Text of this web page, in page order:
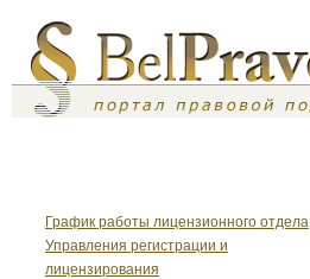
График работы лицензионного отдела
Управления регистрации и
лицензирования